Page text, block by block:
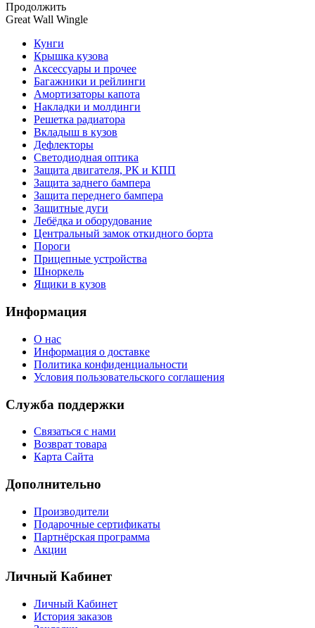
Продолжить
Great Wall Wingle
Кунги
Крышка кузова
Аксессуары и прочее
Багажники и рейлинги
Амортизаторы капота
Накладки и молдинги
Решетка радиатора
Вкладыш в кузов
Дефлекторы
Светодиодная оптика
Защита двигателя, РК и КПП
Защита заднего бампера
Защита переднего бампера
Защитные дуги
Лебёдка и оборудование
Центральный замок откидного борта
Пороги
Прицепные устройства
Шноркель
Ящики в кузов
Информация
О нас
Информация о доставке
Политика конфиденциальности
Условия пользовательского соглашения
Служба поддержки
Связаться с нами
Возврат товара
Карта Сайта
Дополнительно
Производители
Подарочные сертификаты
Партнёрская программа
Акции
Личный Кабинет
Личный Кабинет
История заказов